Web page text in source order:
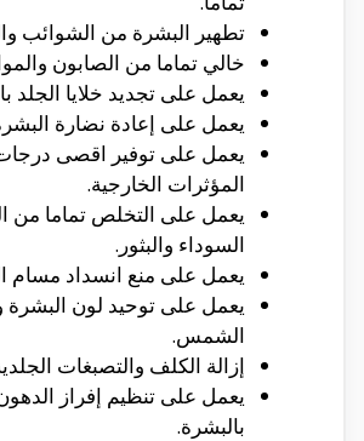
تطهير البشرة من الشوائب
خالي تماما من الصابون
يعمل على تجديد خلايا الجلد
يعمل على إعادة نضارة
يعمل على توفير اقصى
المؤثرات الخارجية.
يعمل على التخلص تماما من
السوداء والبثور.
يعمل على منع انسداد مسام
يعمل على توحيد لون البشرة
الشمس.
إزالة الكلف والتصبغات
يعمل على تنظيم إفراز
بالبشرة.